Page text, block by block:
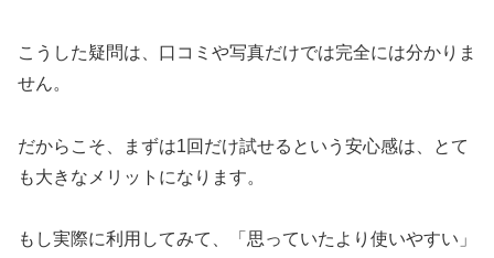
こうした疑問は、口コミや写真だけでは完全には分かりま
せん。
だからこそ、まずは1回だけ試せるという安心感は、とて
も大きなメリットになります。
もし実際に利用してみて、「思っていたより使いやすい」